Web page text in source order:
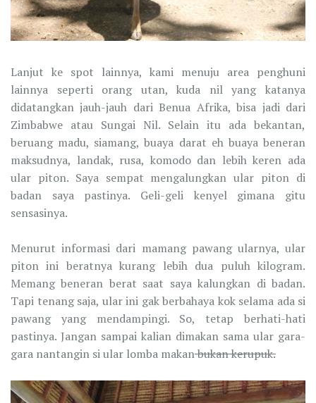
Lanjut ke spot lainnya, kami menuju area penghuni
lainnya seperti orang utan, kuda nil yang katanya
didatangkan jauh-jauh dari Benua Afrika, bisa jadi dari
Zimbabwe atau Sungai Nil. Selain itu ada bekantan,
beruang madu, siamang, buaya darat eh buaya beneran
maksudnya, landak, rusa, komodo dan lebih keren ada
ular piton. Saya sempat mengalungkan ular piton di
badan saya pastinya. Geli-geli kenyel gimana gitu
sensasinya.
Menurut informasi dari mamang pawang ularnya, ular
piton ini beratnya kurang lebih dua puluh kilogram.
Memang beneran berat saat saya kalungkan di badan.
Tapi tenang saja, ular ini gak berbahaya kok selama ada si
pawang yang mendampingi. So, tetap berhati-hati
pastinya. Jangan sampai kalian dimakan sama ular gara-
gara nantangin si ular lomba makanbukan kerupuk.